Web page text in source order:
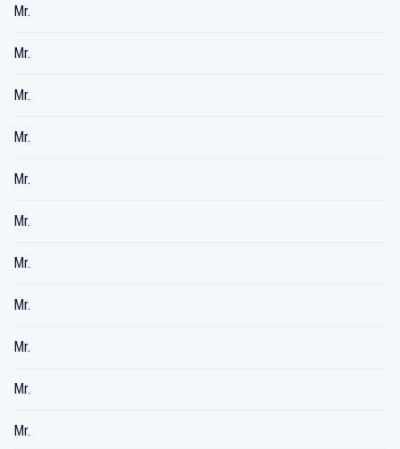
Mr.
Mr.
Mr.
Mr.
Mr.
Mr.
Mr.
Mr.
Mr.
Mr.
Mr.